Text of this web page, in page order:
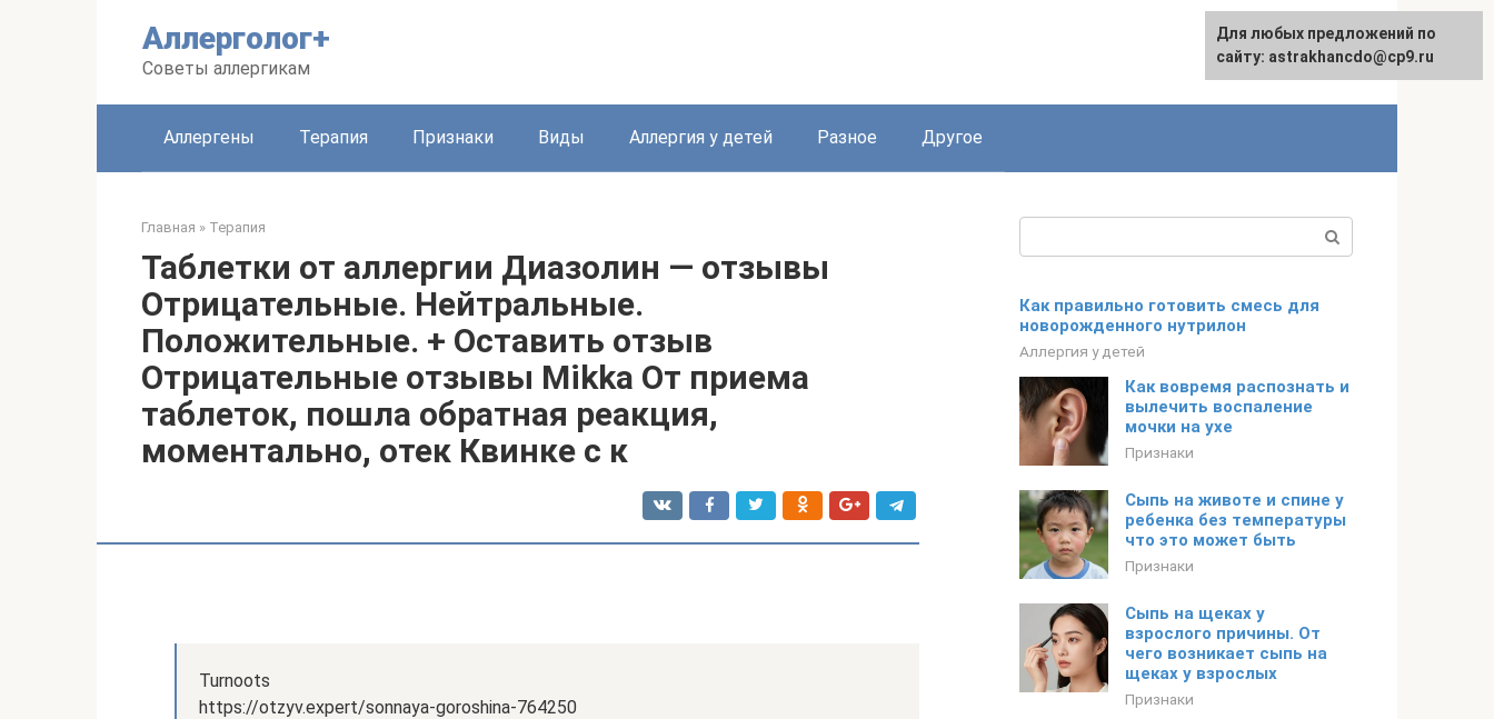
Аллерголог+
Советы аллергикам
Аллергены Терапия Признаки Виды Аллергия у детей Разное Другое
Главная » Терапия
Таблетки от аллергии Диазолин — отзывы
Отрицательные. Нейтральные.
Положительные. + Оставить отзыв
Отрицательные отзывы Mikka От приема
таблеток, пошла обратная реакция,
моментально, отек Квинке с к
Turnoots
https://otzyv.expert/sonnaya-goroshina-764250
Как правильно готовить смесь для
новорожденного нутрилон
Аллергия у детей
Как вовремя распознать и
вылечить воспаление
мочки на ухе
Признаки
Сыпь на животе и спине у
ребенка без температуры
что это может быть
Признаки
Сыпь на щеках у
взрослого причины. От
чего возникает сыпь на
щеках у взрослых
Признаки
Для любых предложений по
сайту: astrakhancdo@cp9.ru